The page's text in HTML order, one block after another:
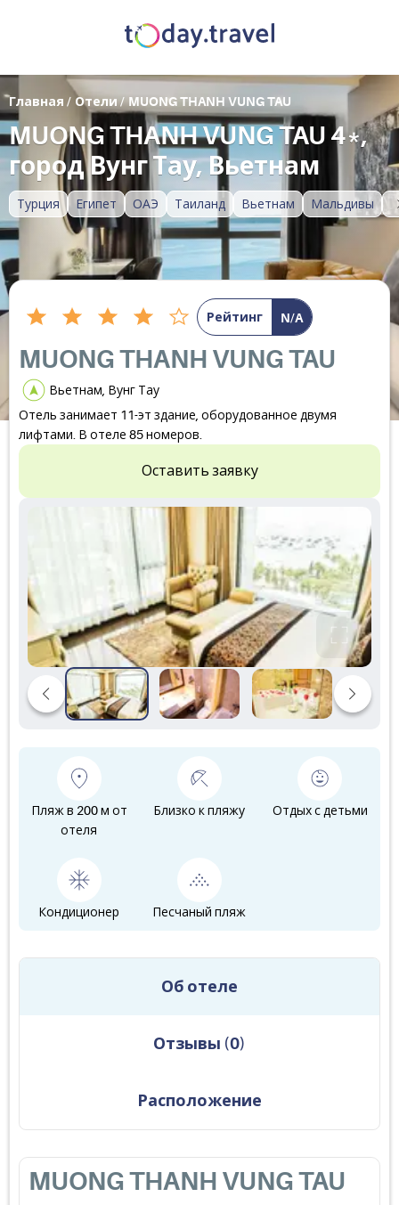
Турция Египет ОАЭ Таиланд Вьетнам Мальдивы
Главная / Отели/ MUONG THANH VUNG TAU
MUONG THANH VUNG TAU 4*,
город Вунг Тау, Вьетнам
Рейтинг N/A
MUONG THANH VUNG TAU
Вьетнам, Вунг Тау
Отель занимает 11-эт здание, оборудованное двумя
лифтами. В отеле 85 номеров.
Оставить заявку
Пляж в 200 м от
отеля
Близко к пляжу Отдых с детьми
Кондиционер Песчаный пляж
Об отеле
Отзывы (0)
Расположение
MUONG THANH VUNG TAU